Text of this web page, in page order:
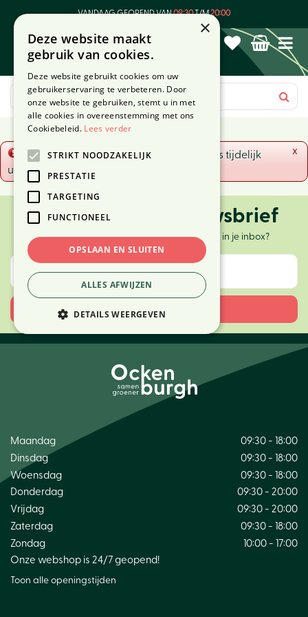
t
n
VANDAAG GEOPEND VAN09:30T/M20:00
x
Fout! De opgevraagde productpagina is tijdelijk
uitgeschakeld. Ga terug naar het
Ontvang onze nieuwsbrief
Elke twee weken nieuws, tips en inspiratie in je inbox?
Maandag
09:30 - 18:00
Dinsdag
09:30 - 18:00
Woensdag
09:30 - 18:00
Donderdag
09:30 - 20:00
Vrijdag
09:30 - 20:00
Zaterdag
09:30 - 18:00
Zondag
10:00 - 17:00
Onze webshop is 24/7 geopend!
Toon alle openingstijden
×
Deze website maakt
gebruik van cookies.
Deze website gebruikt cookies om uw
gebruikerservaring te verbeteren. Door
onze website te gebruiken, stemt u in met
alle cookies in overeenstemming met ons
Cookiebeleid. Lees verder
STRIKT NOODZAKELIJK
PRESTATIE
TARGETING
FUNCTIONEEL
OPSLAAN EN SLUITEN
ALLES AFWIJZEN
DETAILS WEERGEVEN